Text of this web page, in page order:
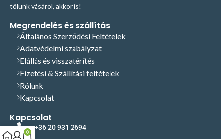
tőlünk vásárol, akkor is!
Megrendelés és szállítás
Általános Szerződési Feltételek
Adatvédelmi szabályzat
Elállás és visszatérítés
Fizetési & Szállítási feltételek
Rólunk
Kapcsolat
Kapcsolat
+36 20 931 2694
0